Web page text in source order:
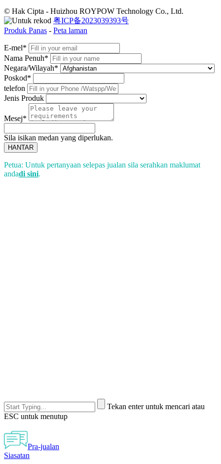
© Hak Cipta - Huizhou ROYPOW Technology Co., Ltd.
粤ICP备2023039393号
Produk Panas - Peta laman
E-mel*
Nama Penuh*
Negara/Wilayah*
Poskod*
telefon
Jenis Produk
Mesej*
Sila isikan medan yang diperlukan.
HANTAR
Petua: Untuk pertanyaan selepas jualan sila serahkan maklumat
andadi sini.
Tekan enter untuk mencari atau
ESC untuk menutup
Pra-jualan
Siasatan